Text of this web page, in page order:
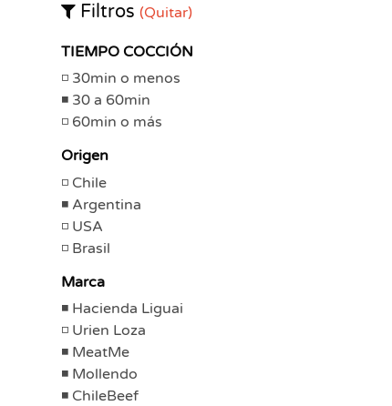
Filtros (Quitar)
TIEMPO COCCIÓN
30min o menos
30 a 60min
60min o más
Origen
Chile
Argentina
USA
Brasil
Marca
Hacienda Liguai
Urien Loza
MeatMe
Mollendo
ChileBeef